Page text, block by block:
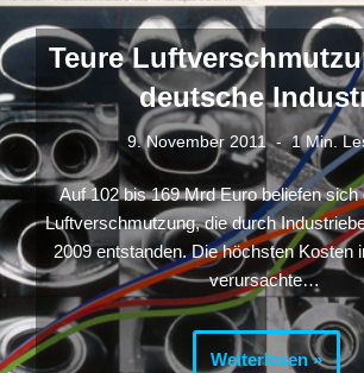
Teure
deutsche
9. November 2011 1 Min.
Auf 102 bis 169 Mrd Euro beliefen sich
Luftverschmutzung, die durch
2009 entstanden. Die höchsten Kosten
verursachte…
Weiterlesen »